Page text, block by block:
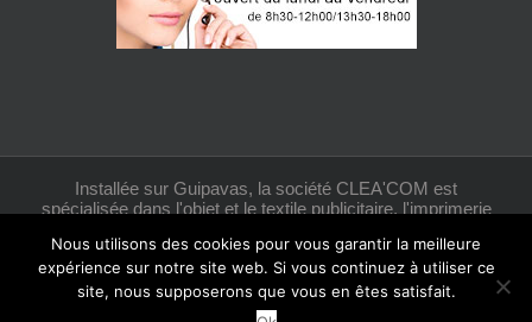
Installée sur Guipavas, la société CLEA'COM est
spécialisée dans l'objet et le textile publicitaire, l'imprimerie
Facebook
Nous utilisons des cookies pour vous garantir la meilleure
expérience sur notre site web. Si vous continuez à utiliser ce
site, nous supposerons que vous en êtes satisfait.